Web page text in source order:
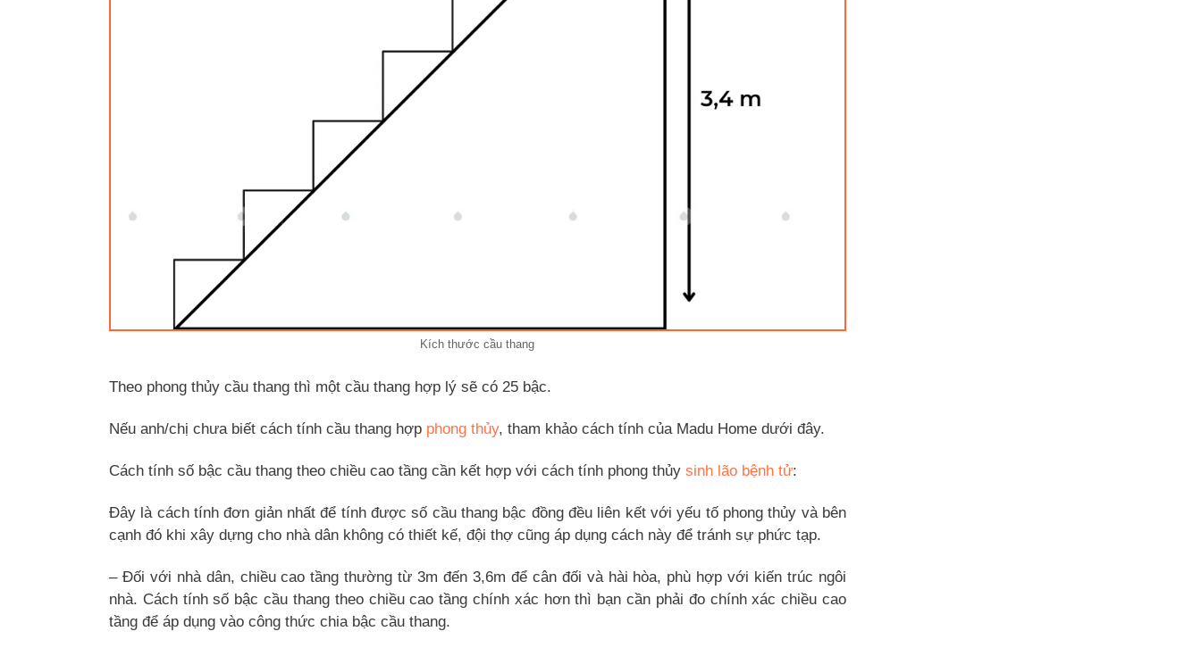
Kích thước cầu thang
Theo phong thủy cầu thang thì một cầu thang hợp lý sẽ có 25 bậc.
Nếu anh/chị chưa biết cách tính cầu thang hợp phong thủy, tham khảo cách tính của Madu Home dưới đây.
Cách tính số bậc cầu thang theo chiều cao tầng cần kết hợp với cách tính phong thủy sinh lão bệnh tử:
Đây là cách tính đơn giản nhất để tính được số cầu thang bậc đồng đều liên kết với yếu tố phong thủy và bên
cạnh đó khi xây dựng cho nhà dân không có thiết kế, đội thợ cũng áp dụng cách này để tránh sự phức tạp.
– Đối với nhà dân, chiều cao tầng thường từ 3m đến 3,6m để cân đối và hài hòa, phù hợp với kiến trúc ngôi
nhà. Cách tính số bậc cầu thang theo chiều cao tầng chính xác hơn thì bạn cần phải đo chính xác chiều cao
tầng để áp dụng vào công thức chia bậc cầu thang.